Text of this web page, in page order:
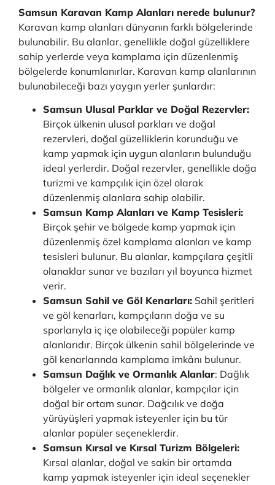
Samsun Karavan Kamp Alanları nerede bulunur?
Karavan kamp alanları dünyanın farklı bölgelerinde
bulunabilir. Bu alanlar, genellikle doğal güzelliklere
sahip yerlerde veya kamplama için düzenlenmiş
bölgelerde konumlanırlar. Karavan kamp alanlarının
bulunabileceği bazı yaygın yerler şunlardır:
Samsun Ulusal Parklar ve Doğal Rezervler:
Birçok ülkenin ulusal parkları ve doğal
rezervleri, doğal güzelliklerin korunduğu ve
kamp yapmak için uygun alanların bulunduğu
ideal yerlerdir. Doğal rezervler, genellikle doğa
turizmi ve kampçılık için özel olarak
düzenlenmiş alanlara sahip olabilir.
Samsun Kamp Alanları ve Kamp Tesisleri:
Birçok şehir ve bölgede kamp yapmak için
düzenlenmiş özel kamplama alanları ve kamp
tesisleri bulunur. Bu alanlar, kampçılara çeşitli
olanaklar sunar ve bazıları yıl boyunca hizmet
verir.
Samsun Sahil ve Göl Kenarları: Sahil şeritleri
ve göl kenarları, kampçıların doğa ve su
sporlarıyla iç içe olabileceği popüler kamp
alanlarıdır. Birçok ülkenin sahil bölgelerinde ve
göl kenarlarında kamplama imkânı bulunur.
Samsun Dağlık ve Ormanlık Alanlar: Dağlık
bölgeler ve ormanlık alanlar, kampçılar için
doğal bir ortam sunar. Dağcılık ve doğa
yürüyüşleri yapmak isteyenler için bu tür
alanlar popüler seçeneklerdir.
Samsun Kırsal ve Kırsal Turizm Bölgeleri:
Kırsal alanlar, doğal ve sakin bir ortamda
kamp yapmak isteyenler için ideal seçenekler